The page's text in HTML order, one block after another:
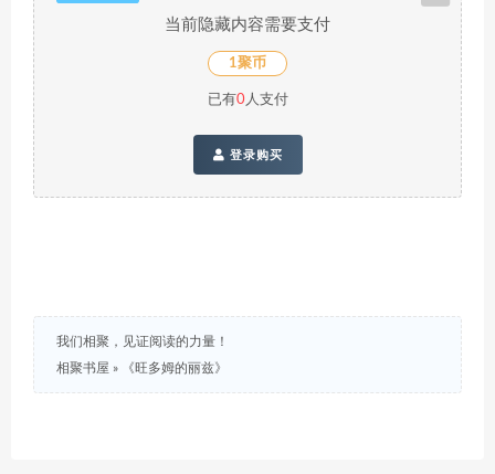
当前隐藏内容需要支付
1聚币
已有0人支付
登录购买
我们相聚，见证阅读的力量！
相聚书屋 » 《旺多姆的丽兹》